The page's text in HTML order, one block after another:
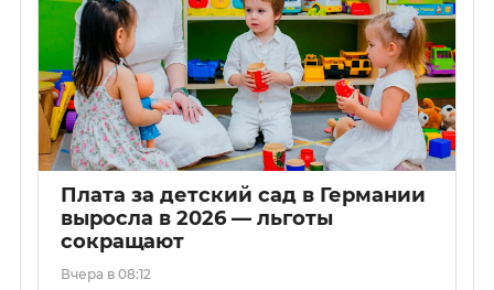
Плата за детский сад в Германии
выросла в 2026 — льготы
сокращают
Вчера в 08:12